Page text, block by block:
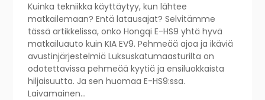
Kuinka tekniikka käyttäytyy, kun lähtee
matkailemaan? Entä latausajat? Selvitämme
tässä artikkelissa, onko Hongqi E-HS9 yhtä hyvä
matkailuauto kuin KIA EV9. Pehmeää ajoa ja ikäviä
avustinjärjestelmiä Luksuskatumaasturilta on
odotettavissa pehmeää kyytiä ja ensiluokkaista
hiljaisuutta. Ja sen huomaa E-HS9:ssa.
Laivamainen…